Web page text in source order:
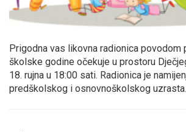
Prigodna vas likovna radionica povodom
školske godine očekuje u prostoru
18. rujna u 18:00 sati. Radionica je
predškolskog i osnovnoškolskog uzrasta.